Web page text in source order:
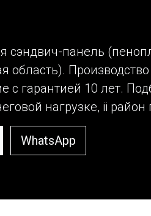
сэндвич-панель
область).
с гарантией 10 лет.
нагрузке, ii район
WhatsApp